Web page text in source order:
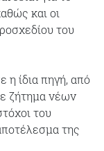
και οι
του
η ίδια πηγή, από
ζήτημα νέων
του
της